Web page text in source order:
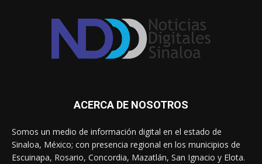
ACERCA DE NOSOTROS
Somos un medio de información digital en el estado de
Sinaloa, México; con presencia regional en los municipios de
Escuinapa, Rosario, Concordia, Mazatlán, San Ignacio y Elota.